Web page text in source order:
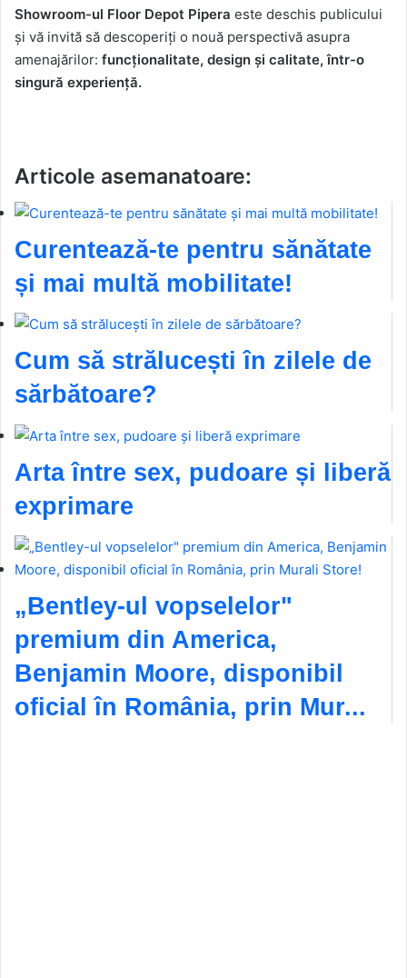
Showroom-ul Floor Depot Pipera este deschis publicului
și vă invită să descoperiți o nouă perspectivă asupra
amenajărilor: funcționalitate, design și calitate, într-o
singură experiență.
Articole asemanatoare:
Curentează-te pentru sănătate
și mai multă mobilitate!
Cum să strălucești în zilele de
sărbătoare?
Arta între sex, pudoare și liberă
exprimare
„Bentley-ul vopselelor"
premium din America,
Benjamin Moore, disponibil
oficial în România, prin Mur...